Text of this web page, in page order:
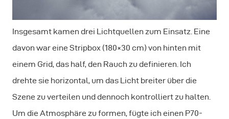
Insgesamt kamen drei Lichtquellen zum Einsatz. Eine
davon war eine Stripbox (180×30 cm) von hinten mit
einem Grid, das half, den Rauch zu definieren. Ich
drehte sie horizontal, um das Licht breiter über die
Szene zu verteilen und dennoch kontrolliert zu halten.
Um die Atmosphäre zu formen, fügte ich einen P70-